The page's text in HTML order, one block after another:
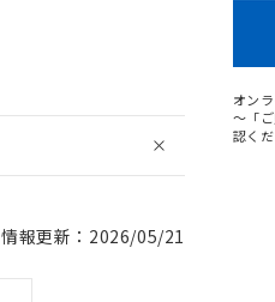
情報更新：2026/05/21
オン
～「
認くだ